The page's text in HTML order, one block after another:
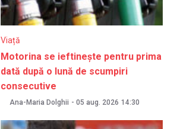
Viață
Motorina se ieftinește pentru prima
dată după o lună de scumpiri
consecutive
Ana-Maria Dolghii - 05 aug. 2026 14:30